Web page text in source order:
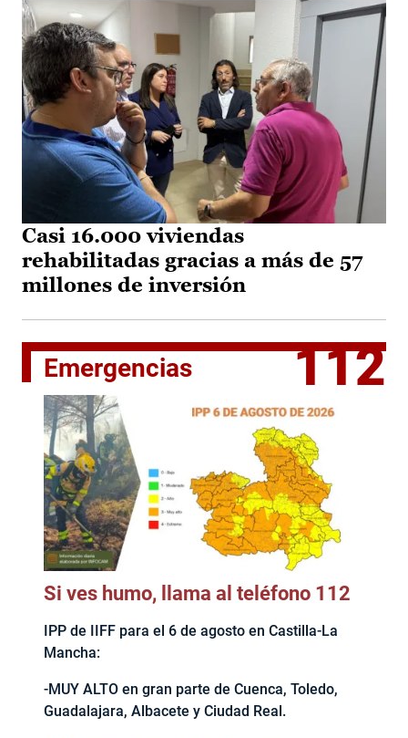
Casi 16.000 viviendas
rehabilitadas gracias a más de 57
millones de inversión
Emergencias 112
Si ves humo, llama al teléfono 112
IPP de IIFF para el 6 de agosto en Castilla-La
Mancha:
-MUY ALTO en gran parte de Cuenca, Toledo,
Guadalajara, Albacete y Ciudad Real.